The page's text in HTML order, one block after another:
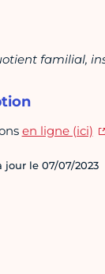
familial,
en ligne (ici)
jour le 07/07/2023